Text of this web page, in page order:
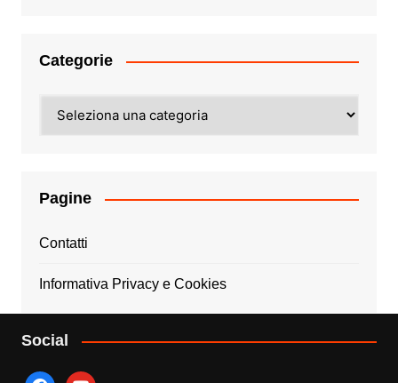
Categorie
Pagine
Contatti
Informativa Privacy e Cookies
Social